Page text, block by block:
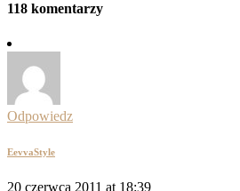
118 komentarzy
Odpowiedz
EevvaStyle
20 czerwca 2011 at 18:39